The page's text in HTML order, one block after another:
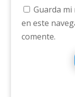
Guarda
en este
comente.